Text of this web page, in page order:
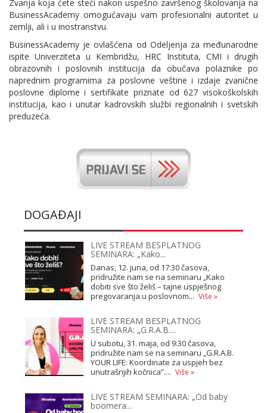
Zvanja koja ćete steći nakon uspešno završenog školovanja na
BusinessAcademy omogućavaju vam profesionalni autoritet u
zemlji, ali i u inostranstvu.
BusinessAcademy je ovlašćena od Odeljenja za međunarodne
ispite Univerziteta u Kembridžu, HRC Instituta, CMI i drugih
obrazovnih i poslovnih institucija da obučava polaznike po
naprednim programima za poslovne veštine i izdaje zvanične
poslovne diplome i sertifikate priznate od 627 visokoškolskih
institucija, kao i unutar kadrovskih službi regionalnih i svetskih
preduzeća.
DOGAĐAJI
LIVE STREAM BESPLATNOG
SEMINARA: „Kako...
Danas, 12. juna, od 17:30 časova,
pridružite nam se na seminaru „Kako
dobiti sve što želiš – tajne uspješnog
pregovaranja u poslovnom... Više »
LIVE STREAM BESPLATNOG
SEMINARA: „G.R.A.B....
U subotu, 31. maja, od 9:30 časova,
pridružite nam se na seminaru „G.R.A.B.
YOUR LIFE: Koordinate za uspjeh bez
unutrašnjih kočnica”.... Više »
LIVE STREAM SEMINARA: „Od baby
boomera...